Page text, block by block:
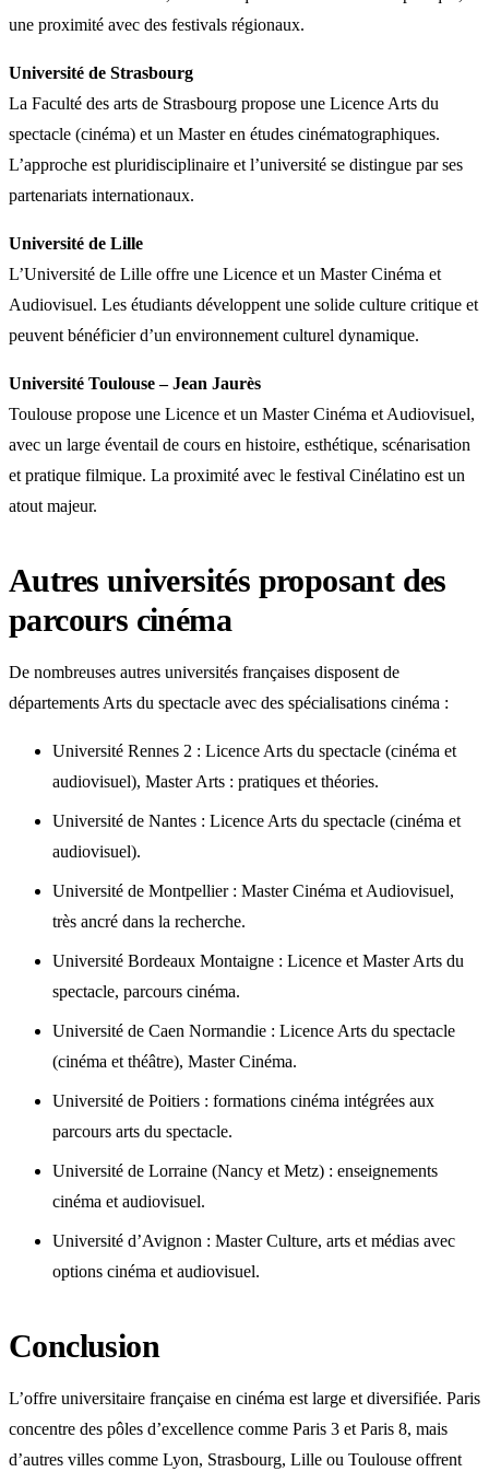
une proximité avec des festivals régionaux.
Université de Strasbourg
La Faculté des arts de Strasbourg propose une Licence Arts du
spectacle (cinéma) et un Master en études cinématographiques.
L’approche est pluridisciplinaire et l’université se distingue par ses
partenariats internationaux.
Université de Lille
L’Université de Lille offre une Licence et un Master Cinéma et
Audiovisuel. Les étudiants développent une solide culture critique et
peuvent bénéficier d’un environnement culturel dynamique.
Université Toulouse – Jean Jaurès
Toulouse propose une Licence et un Master Cinéma et Audiovisuel,
avec un large éventail de cours en histoire, esthétique, scénarisation
et pratique filmique. La proximité avec le festival Cinélatino est un
atout majeur.
Autres universités proposant des
parcours cinéma
De nombreuses autres universités françaises disposent de
départements Arts du spectacle avec des spécialisations cinéma :
Université Rennes 2 : Licence Arts du spectacle (cinéma et
audiovisuel), Master Arts : pratiques et théories.
Université de Nantes : Licence Arts du spectacle (cinéma et
audiovisuel).
Université de Montpellier : Master Cinéma et Audiovisuel,
très ancré dans la recherche.
Université Bordeaux Montaigne : Licence et Master Arts du
spectacle, parcours cinéma.
Université de Caen Normandie : Licence Arts du spectacle
(cinéma et théâtre), Master Cinéma.
Université de Poitiers : formations cinéma intégrées aux
parcours arts du spectacle.
Université de Lorraine (Nancy et Metz) : enseignements
cinéma et audiovisuel.
Université d’Avignon : Master Culture, arts et médias avec
options cinéma et audiovisuel.
Conclusion
L’offre universitaire française en cinéma est large et diversifiée. Paris
concentre des pôles d’excellence comme Paris 3 et Paris 8, mais
d’autres villes comme Lyon, Strasbourg, Lille ou Toulouse offrent